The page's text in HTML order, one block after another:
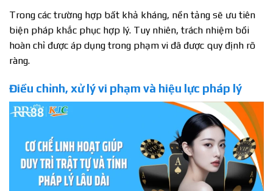
Trong các trường hợp bất khả kháng, nền tảng sẽ ưu tiên
biện pháp khắc phục hợp lý. Tuy nhiên, trách nhiệm bồi
hoàn chỉ được áp dụng trong phạm vi đã được quy định rõ
ràng.
Điều chỉnh, xử lý vi phạm và hiệu lực pháp lý